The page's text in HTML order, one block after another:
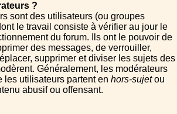
?
sont des utilisateurs (ou groupes
le travail consiste à vérifier au jour le
du forum. Ils ont le pouvoir de
des messages, de verrouiller,
supprimer et diviser les sujets des
Généralement, les modérateurs
les utilisateurs partent en hors-sujetou
abusif ou offensant.